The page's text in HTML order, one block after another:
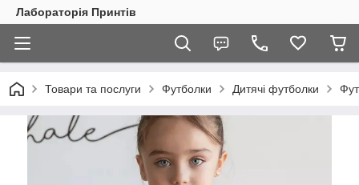
Лабораторія Принтів
Товари та послуги Футболки Дитячі футболки